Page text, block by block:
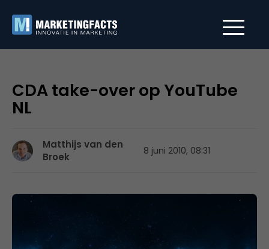
CDA take-over op YouTube
NL
Matthijs van den
Broek
8 juni 2010, 08:31